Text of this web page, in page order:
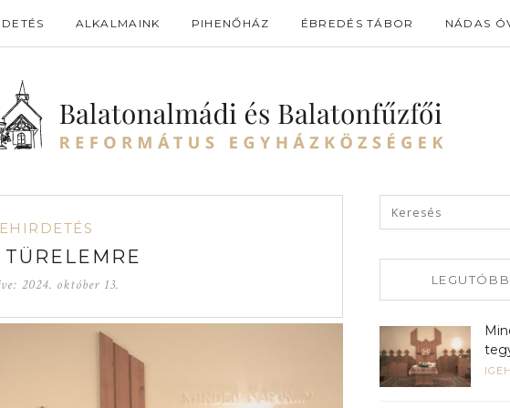
ALKALMAINK PIHENŐHÁZ ÉBREDÉS TÁBOR NÁDAS
2024. október 13.